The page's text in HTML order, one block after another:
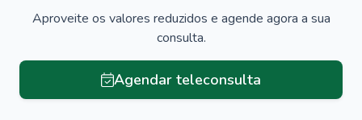
Aproveite os valores reduzidos e agende agora a sua
consulta.
Agendar teleconsulta